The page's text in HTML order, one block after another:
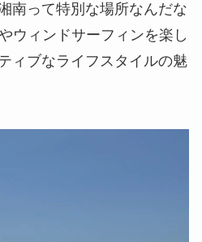
南って特別な場所なんだな
ウィンドサーフィンを楽し
ィブなライフスタイルの魅